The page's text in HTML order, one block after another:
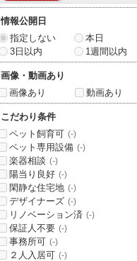
情報公開日
指定しない
本日
3日以内
1週間以内
画像・動画あり
画像あり
動画あり
こだわり条件
ペット飼育可 (-)
ペット専用設備 (-)
楽器相談 (-)
陽当り良好 (-)
閑静な住宅地 (-)
デザイナーズ (-)
リノベーション済 (-)
保証人不要 (-)
事務所可 (-)
２人入居可 (-)